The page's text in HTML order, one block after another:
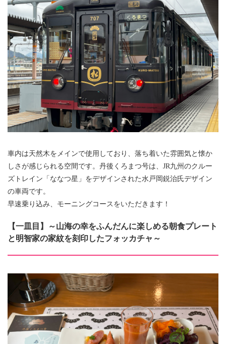
車内は天然木をメインで使用しており、落ち着いた雰囲気と懐か
しさが感じられる空間です。丹後くろまつ号は、JR九州のクルー
ズトレイン「ななつ星」をデザインされた水戸岡鋭治氏デザイン
の車両です。
早速乗り込み、モーニングコースをいただきます！
【一皿目】～山海の幸をふんだんに楽しめる朝食プレート
と明智家の家紋を刻印したフォッカチャ～